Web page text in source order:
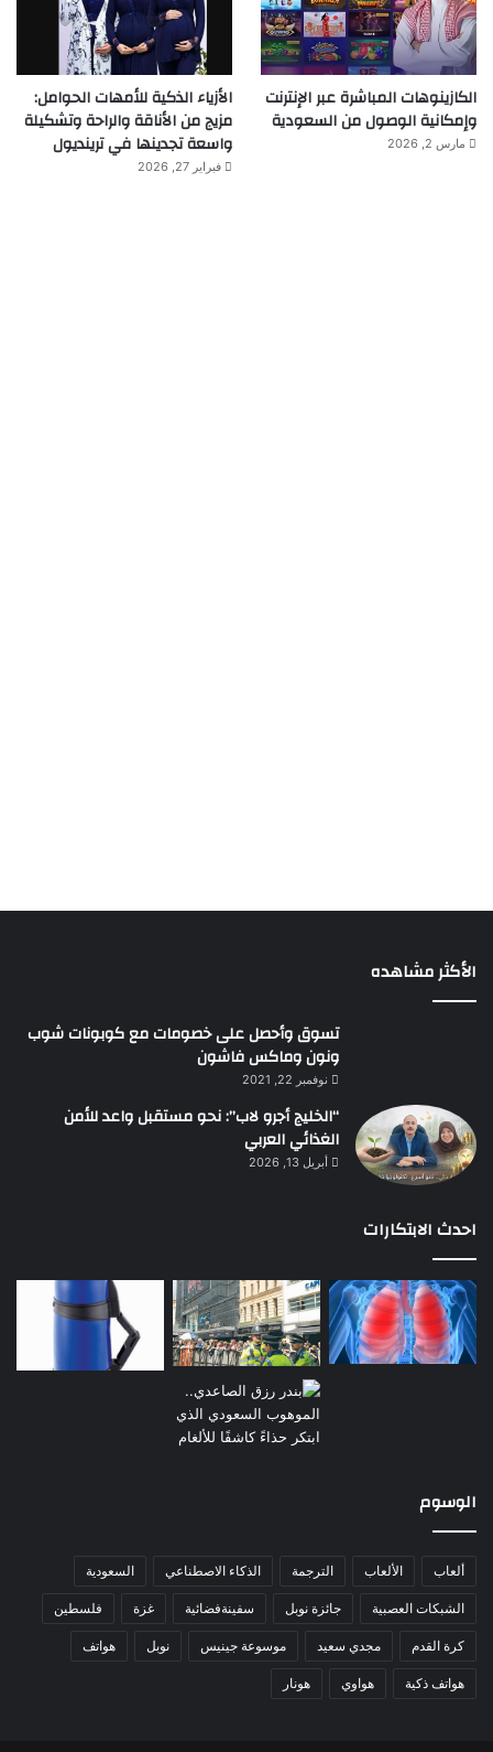
الكازينوهات المباشرة عبر الإنترنت
وإمكانية الوصول من السعودية
مارس 2, 2026
الأزياء الذكية للأمهات الحوامل:
مزيج من الأناقة والراحة وتشكيلة
واسعة تجدينها في ترينديول
فبراير 27, 2026
الأكثر مشاهده
تسوق وأحصل على خصومات مع كوبونات شوب
ونون وماكس فاشون
نوفمبر 22, 2021
“الخليج أجرو لاب”: نحو مستقبل واعد للأمن
الغذائي العربي
أبريل 13, 2026
احدث الابتكارات
الوسوم
ألعاب الألعاب الترجمة الذكاء الاصطناعي السعودية
الشبكات العصبية جائزة نوبل سفينةفضائية غزة فلسطين
كرة القدم مجدي سعيد موسوعة جينيس نوبل هواتف
هواتف ذكية هواوي هونار